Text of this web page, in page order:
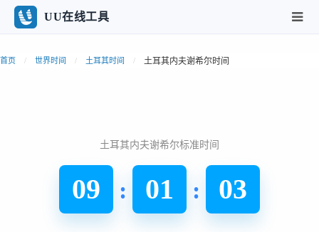
UU在线工具
首页 世界时间 土耳其时间 土耳其内夫谢希尔时间
土耳其内夫谢希尔标准时间
09 : 01 : 03